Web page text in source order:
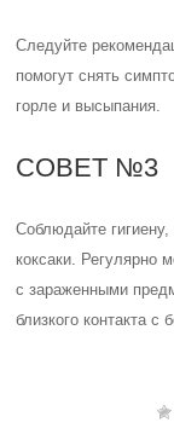
Следуйте
помогут снять
горле и высыпания.
СОВЕТ №3
Соблюдайте
коксаки. Регулярно
с зараженными
близкого контакта с